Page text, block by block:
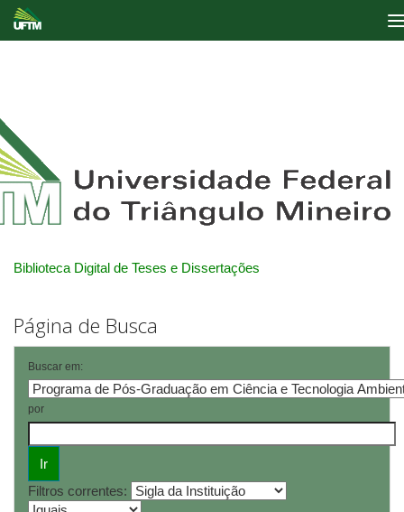
Biblioteca Digital de Teses e Dissertações
Página de Busca
Buscar em:
por
Filtros correntes: